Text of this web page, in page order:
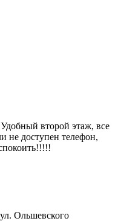
второй этаж, все
не доступен телефон,
Ольшевского